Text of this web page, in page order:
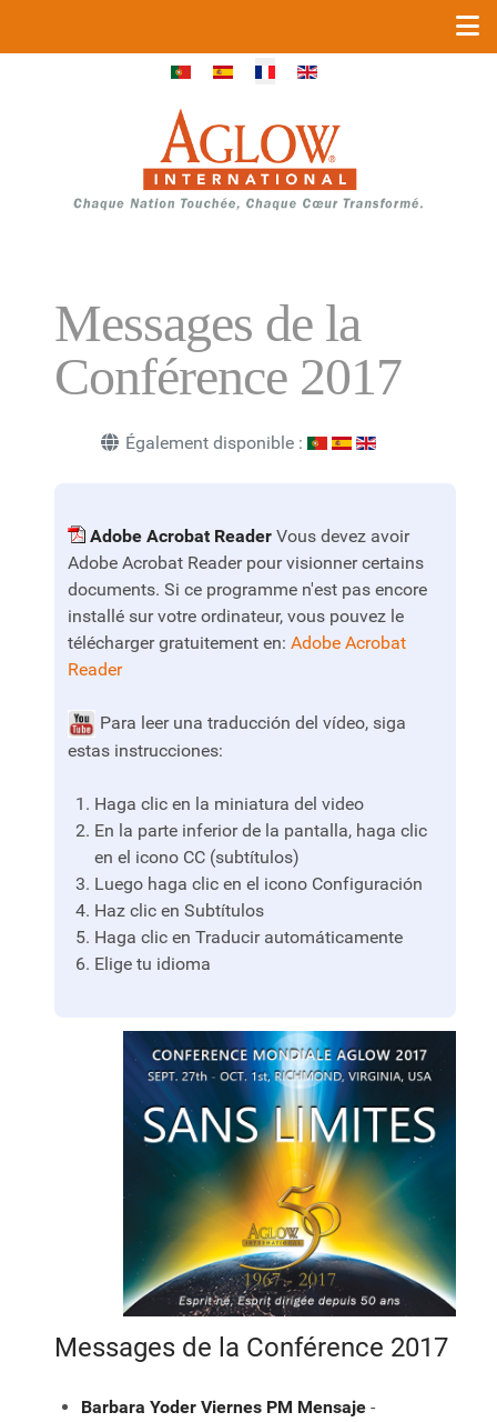
Sélectionnez votre langue
Messages de la
Conférence 2017
Également disponible :
Adobe Acrobat Reader Vous devez avoir
Adobe Acrobat Reader pour visionner certains
documents. Si ce programme n'est pas encore
installé sur votre ordinateur, vous pouvez le
télécharger gratuitement en: Adobe Acrobat
Reader
Para leer una traducción del vídeo, siga
estas instrucciones:
Haga clic en la miniatura del video
En la parte inferior de la pantalla, haga clic
en el icono CC (subtítulos)
Luego haga clic en el icono Configuración
Haz clic en Subtítulos
Haga clic en Traducir automáticamente
Elige tu idioma
Messages de la Conférence 2017
Barbara Yoder Viernes PM Mensaje -